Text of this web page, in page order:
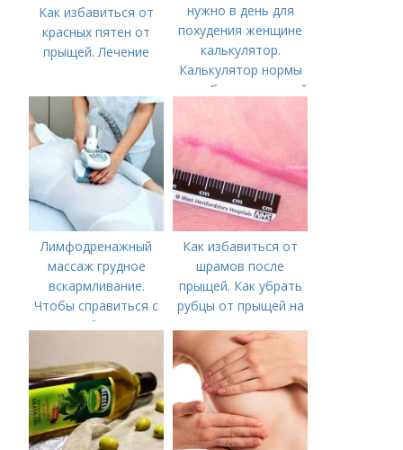
Как избавиться от
красных пятен от
прыщей. Лечение
нужно в день для
похудения женщине
калькулятор.
Калькулятор нормы
потребления калорий
Лимфодренажный
массаж грудное
вскармливание.
Чтобы справиться с
нагрубанием,
предпринять
следующие действия:
Как избавиться от
шрамов после
прыщей. Как убрать
рубцы от прыщей на